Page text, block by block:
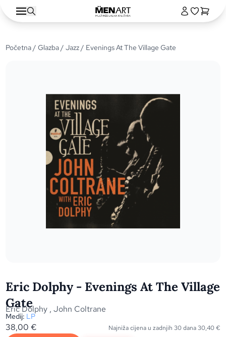
Početna/Glazba/Jazz/ Evenings At The Village Gate
Eric Dolphy - Evenings At The Village
Gate
Eric Dolphy ,John Coltrane
Medij: LP
38,00€ Najniža cijena u zadnjih 30 dana30,40€